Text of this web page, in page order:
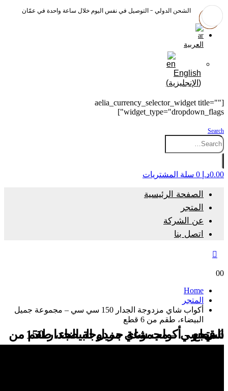
الشحن الدولي - التوصيل في نفس اليوم خلال ساعة واحدة في عمّان
العربية
English
( الإنجليزية)
[aelia_currency_selector_widget title=""
widget_type="dropdown_flags"]
Search
0.00د.إ 0 سلة المشتريات
الصفحة الرئيسية
المتجر
عن الشركة
اتصل بنا
00
Home
المتجر
أكواب شاي مزدوجة الجدار 150 سي سي – مجموعة جميل
البيضاء، طقم من 6 قطع
المتجر - أكواب شاي مزدوجة الجدار 150 سي سي – مجموعة جميل البيضاء، طقم من 6 قطع